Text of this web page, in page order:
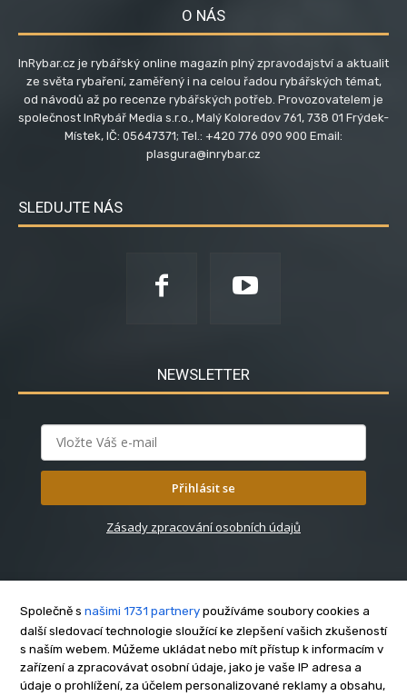
O NÁS
InRybar.cz je rybářský online magazín plný zpravodajství a aktualit
ze světa rybaření, zaměřený i na celou řadou rybářských témat,
od návodů až po recenze rybářských potřeb. Provozovatelem je
společnost InRybář Media s.r.o., Malý Koloredov 761, 738 01 Frýdek-
Místek, IČ: 05647371; Tel.: +420 776 090 900 Email:
plasgura@inrybar.cz
SLEDUJTE NÁS
NEWSLETTER
Přihlásit se
Zásady zpracování osobních údajů
O nás
Kontakt
Společně s našimi 1731 partnery používáme soubory cookies a
další sledovací technologie sloužící ke zlepšení vašich zkušeností
s naším webem. Můžeme ukládat nebo mít přístup k informacím v
zařízení a zpracovávat osobní údaje, jako je vaše IP adresa a
údaje o prohlížení, za účelem personalizované reklamy a obsahu,